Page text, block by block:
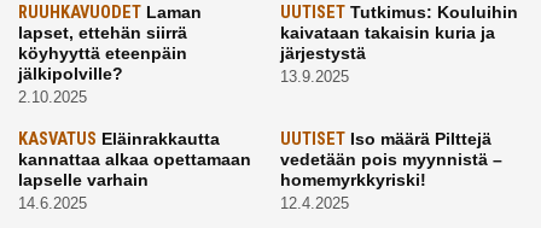
RUUHKAVUODET Laman
lapset, ettehän siirrä
köyhyyttä eteenpäin
jälkipolville?
2.10.2025
UUTISETTutkimus: Kouluihin
kaivataan takaisin kuria ja
järjestystä
13.9.2025
KASVATUS Eläinrakkautta
kannattaa alkaa opettamaan
lapselle varhain
14.6.2025
UUTISETIso määrä Pilttejä
vedetään pois myynnistä –
homemyrkkyriski!
12.4.2025